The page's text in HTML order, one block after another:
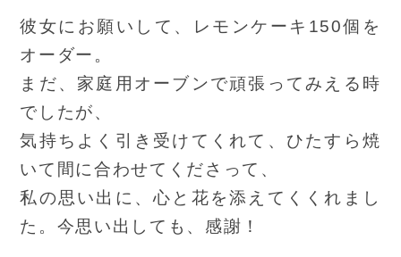
彼女にお願いして、レモンケーキ150個を
オーダー。
まだ、家庭用オーブンで頑張ってみえる時
でしたが、
気持ちよく引き受けてくれて、ひたすら焼
いて間に合わせてくださって、
私の思い出に、心と花を添えてくくれまし
た。今思い出しても、感謝！